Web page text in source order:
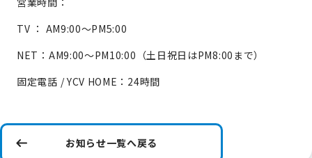
TV ： AM9:00～PM5:00
NET：AM9:00～PM10:00（土日祝日はPM8:00まで）
固定電話 / YCV HOME：24時間
お知らせ一覧へ戻る